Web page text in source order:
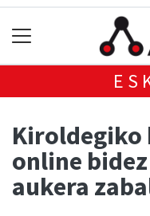
online
aukera